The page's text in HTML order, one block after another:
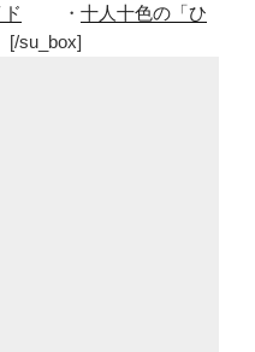
・ 十人十色の「ひ